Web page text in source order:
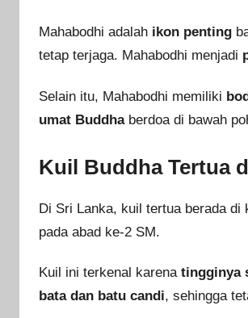
Mahabodhi adalah ikon penting
tetap terjaga. Mahabodhi menjadi
Selain itu, Mahabodhi memiliki
umat Buddhaberdoa di bawah
Kuil Buddha Tertua
Di Sri Lanka, kuil tertua berada di
pada abad ke-2 SM.
Kuil ini terkenal karena tingginya
bata dan batu candi, sehingga